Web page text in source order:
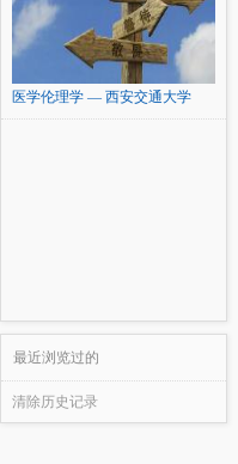
医学伦理学 — 西安交通大学
最近浏览过的
清除历史记录